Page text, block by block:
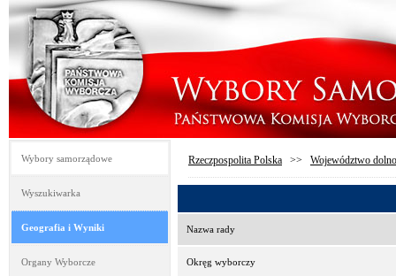
Wybory samorządowe
Wyszukiwarka
Geografia i Wyniki
Organy Wyborcze
Rzeczpospolita Polska >> Województwo
Nazwa rady
Okręg wyborczy